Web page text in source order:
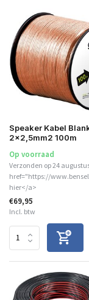
Speaker Kabel
2x2,5mm2 100m
Op voorraad
Verzonden op 24
href="https://
hier</a>
€69,95
Incl. btw